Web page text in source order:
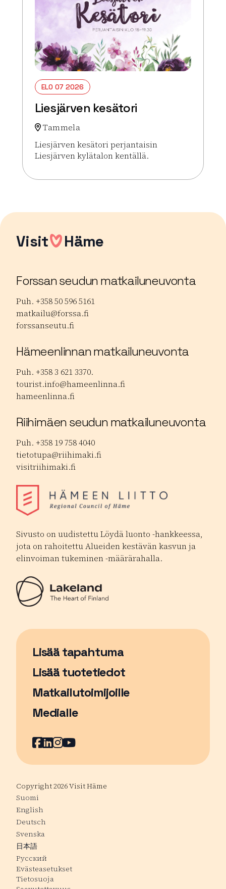
ELO 07 2026
Liesjärven kesätori
Tammela
Liesjärven kesätori perjantaisin
Liesjärven kylätalon kentällä.
Lue lisää tapahtumasta Liesjärven kesätori
Visit Häme
Forssan seudun matkailuneuvonta
Puh. +358 50 596 5161
matkailu@forssa.fi
forssanseutu.fi
Hämeenlinnan matkailuneuvonta
Puh. +358 3 621 3370.
tourist.info@hameenlinna.fi
hameenlinna.fi
Riihimäen seudun matkailuneuvonta
Puh. +358 19 758 4040
tietotupa@riihimaki.fi
visitriihimaki.fi
Sivusto on uudistettu Löydä luonto -hankkeessa,
jota on rahoitettu Alueiden kestävän kasvun ja
elinvoiman tukeminen -määrärahalla.
Lisää tapahtuma
Sivu avautuu uudessa ikkunassa
Lisää tuotetiedot
Matkailutoimijoille
Medialle
Facebook
Sivu avautuu uudessa ikkunassa
LinkedIn
Sivu avautuu uudessa ikkunassa
Instagram
Sivu avautuu uudessa
YouTube
Sivu avautuu uudessa
Copyright 2026 Visit Häme
Suomi
English
Deutsch
Svenska
日本語
Русский
Evästeasetukset
Tietosuoja